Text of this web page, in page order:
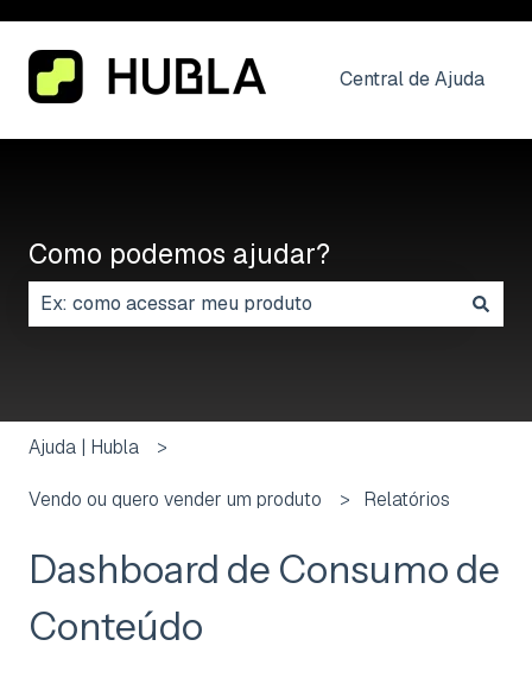
Central de Ajuda
Como podemos ajudar?
Ajuda | Hubla
Vendo ou quero vender um produto Relatórios
Dashboard de Consumo de
Conteúdo